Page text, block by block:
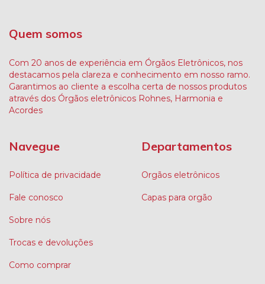
Quem somos
Com 20 anos de experiência em Órgãos Eletrônicos, nos
destacamos pela clareza e conhecimento em nosso ramo.
Garantimos ao cliente a escolha certa de nossos produtos
através dos Órgãos eletrônicos Rohnes, Harmonia e
Acordes
Navegue
Política de privacidade
Fale conosco
Sobre nós
Trocas e devoluções
Como comprar
Departamentos
Orgãos eletrônicos
Capas para orgão